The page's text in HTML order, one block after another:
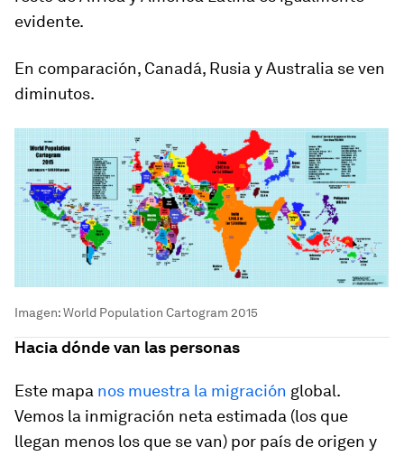
evidente.
En comparación, Canadá, Rusia y Australia se ven
diminutos.
Imagen: World Population Cartogram 2015
Hacia dónde van las personas
Este mapa nos muestra la migración global.
Vemos la inmigración neta estimada (los que
llegan menos los que se van) por país de origen y